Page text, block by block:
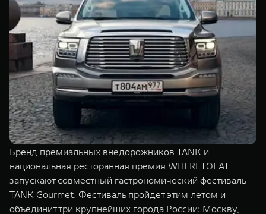
TANK 500
Веди за собой
от 6 499 000 ₽
TANK 700
Сила
от 10 199
TANK Финансы
Корпоративным клиентам
TANK ФИНАНСЫ
TANK Кредит
TANK Лизинг
TANK Страхование
Сервис
Специальные предложения
Моторные масла
ЦИФРОВЫЕ СЕРВИСЫ TANK
Цифровые сервисы TANK
Подписки
Бренд премиальных внедорожников TANK и
национальная ресторанная премия WHERETOEAT
запускают совместный гастрономический фестиваль
TANK Gourmet. Фестиваль пройдет этим летом и
объединит три крупнейших города России: Москву,